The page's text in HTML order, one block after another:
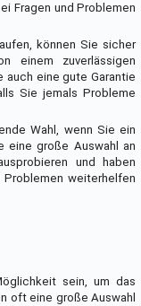
Fragen und Problemen
können Sie sicher
einem zuverlässigen
auch eine gute Garantie
Sie jemals Probleme
Wahl, wenn Sie ein
eine große Auswahl an
und haben
Problemen weiterhelfen
sein, um das
oft eine große Auswahl